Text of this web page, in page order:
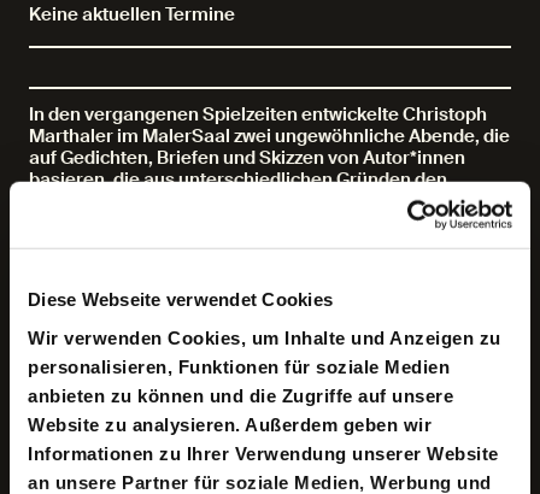
Diese Webseite verwendet Cookies
Wir verwenden Cookies, um Inhalte und Anzeigen zu
personalisieren, Funktionen für soziale Medien
anbieten zu können und die Zugriffe auf unsere
Website zu analysieren. Außerdem geben wir
Informationen zu Ihrer Verwendung unserer Website
an unsere Partner für soziale Medien, Werbung und
Keine aktuellen Termine
In den vergangenen Spielzeiten entwickelte Christoph
Marthaler im MalerSaal zwei ungewöhnliche Abende, die
auf Gedichten, Briefen und Skizzen von Autor*innen
basieren, die aus unterschiedlichen Gründen den
vollständigen Rückzug in Zimmer (Emily Dickinson) und
Türme (Friedrich Hölderlin) wählten, um aus kleinsten
Räumen größte Literatur hervorzubringen. Nach »Die
Namen der Brise« geht es nunmehr um eher unbekannte
Teile des Werks der österreichischen Schriftstellerin
Elfriede Jelinek, die aus ihren Wohnungen in Wien und
München heraus das freidrehende Weltgeschehen
seziert und unverwechselbar zur Sprache bringt. So wie
die Dinge stehen, wird es alles andere als ein
klassisches Ballett. Mit »Mein Schwanensee« schließt
sich die Beschäftigung mit diesen weltzugewandten
Weltflüchtigen nun zu einer Trilogie.